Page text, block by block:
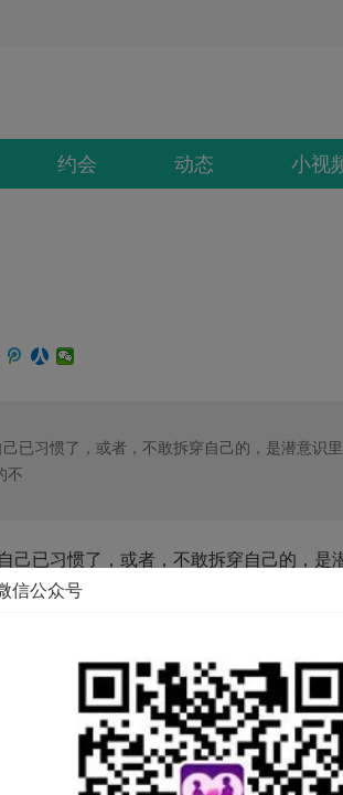
约会 动态 小视
已习惯了，或者，不敢拆穿自己的，是潜意识
不
己已习惯了，或者，不敢拆穿自己的，是
来的不是他，而是你自己。 于是你决定重
天是新的一天，加油！吃营养早餐，跑
体的事，如立志每天做运动；进修外语
革面，把原本投放在他身上的精力，或
变新生动能，才能真正学会爱好自己，
自招的结果。执迷在情伤的能量是单向和
信公众号